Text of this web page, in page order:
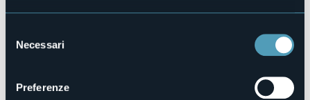
delNecessari
Preferenze